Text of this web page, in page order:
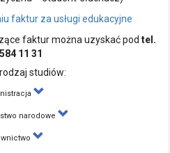
faktur za usługi edukacyjne
faktur można uzyskać pod tel.
11 31
studiów:
narodowe